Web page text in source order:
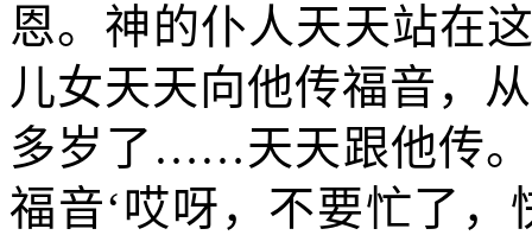
恩。神的仆人天天站在
儿女天天向他传福音，从
多岁了……天天跟他传
福音‘哎呀，不要忙了